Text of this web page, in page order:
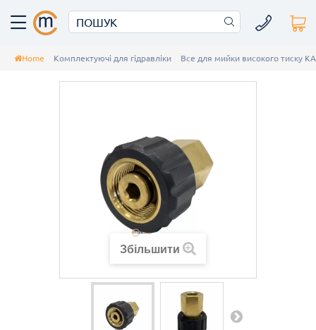
Home Комплектуючі для гідравліки Все для мийки високого тиску
Збільшити